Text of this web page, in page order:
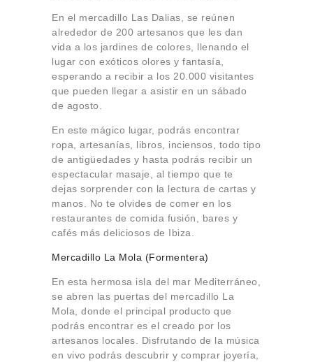
En el mercadillo Las Dalias, se reúnen
alrededor de 200 artesanos que les dan
vida a los jardines de colores, llenando el
lugar con exóticos olores y fantasía,
esperando a recibir a los 20.000 visitantes
que pueden llegar a asistir en un sábado
de agosto.
En este mágico lugar, podrás encontrar
ropa, artesanías, libros, inciensos, todo tipo
de antigüedades y hasta podrás recibir un
espectacular masaje, al tiempo que te
dejas sorprender con la lectura de cartas y
manos. No te olvides de comer en los
restaurantes de comida fusión, bares y
cafés más deliciosos de Ibiza.
Mercadillo La Mola (Formentera)
En esta hermosa isla del mar Mediterráneo,
se abren las puertas del mercadillo La
Mola, donde el principal producto que
podrás encontrar es el creado por los
artesanos locales. Disfrutando de la música
en vivo podrás descubrir y comprar joyería,